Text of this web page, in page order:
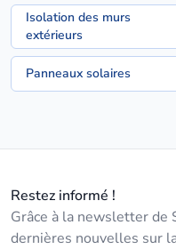
Isolation des murs
extérieurs
Panneaux solaires
Restez informé !
Grâce à la newsletter de
dernières nouvelles sur